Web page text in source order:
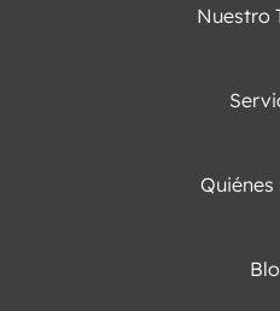
Nuestro
Quiénes